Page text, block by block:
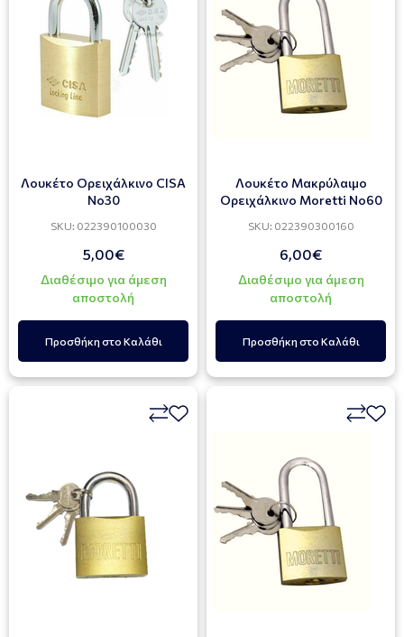
Λουκέτο Ορειχάλκινο CISA
Νο30
SKU: 022390100030
5,00€
Διαθέσιμο για άμεση
αποστολή
Προσθήκη στο Καλάθι
Λουκέτο Μακρύλαιμο
Ορειχάλκινο Moretti Νο60
SKU: 022390300160
6,00€
Διαθέσιμο για άμεση
αποστολή
Προσθήκη στο Καλάθι